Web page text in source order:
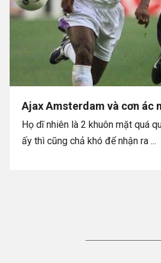
Ajax Amsterdam và cơn ác
Họ dĩ nhiên là 2 khuôn mặt quá
ấy thì cũng chả khó để nhận ra ...